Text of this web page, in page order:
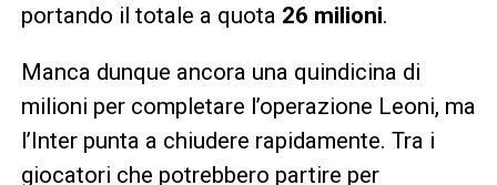
portando il totale a quota 26 milioni.
Manca dunque ancora una quindicina di
milioni per completare l’operazione Leoni, ma
l’Inter punta a chiudere rapidamente. Tra i
giocatori che potrebbero partire per